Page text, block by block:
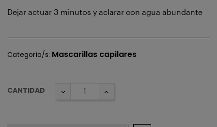
Dejar actuar 3 minutos y aclarar con agua abundante
Categoría/s: Mascarillas capilares
CANTIDAD